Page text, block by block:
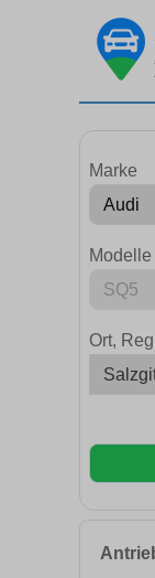
Marke
Modelle
Ort,